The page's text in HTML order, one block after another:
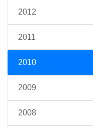
2012
2011
2010
2009
2008